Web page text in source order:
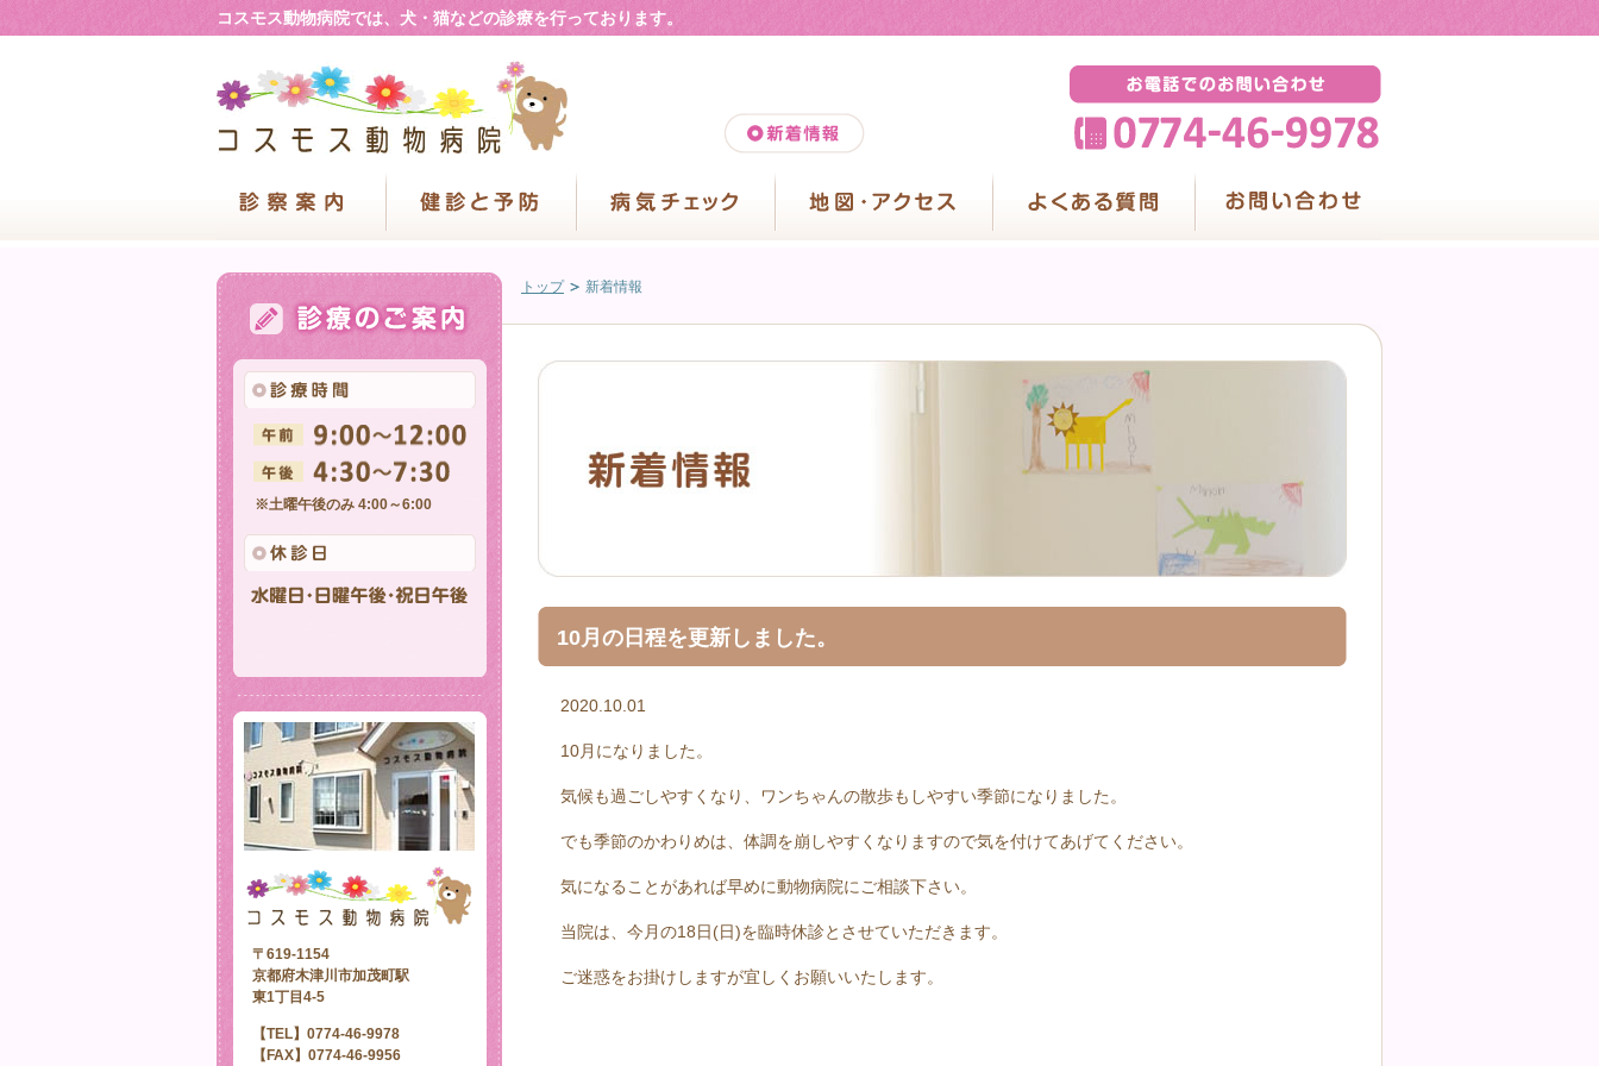
コスモス動物病院では、犬・猫などの診療を行っております。
トップ 新着情報
10月の日程を更新しました。
2020.10.01
10月になりました。
気候も過ごしやすくなり、ワンちゃんの散歩もしやすい季節になりました。
でも季節のかわりめは、体調を崩しやすくなりますので気を付けてあげてください。
気になることがあれば早めに動物病院にご相談下さい。
当院は、今月の18日(日)を臨時休診とさせていただきます。
ご迷惑をお掛けしますが宜しくお願いいたします。
※土曜午後のみ 4:00～6:00
〒619-1154
京都府木津川市加茂町駅
東1丁目4-5
【TEL】0774-46-9978
【FAX】0774-46-9956